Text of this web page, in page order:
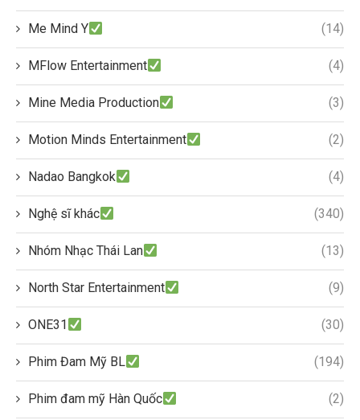
Me Mind Y (14)
MFlow Entertainment (4)
Mine Media Production (3)
Motion Minds Entertainment (2)
Nadao Bangkok (4)
Nghệ sĩ khác (340)
Nhóm Nhạc Thái Lan (13)
North Star Entertainment (9)
ONE31 (30)
Phim Đam Mỹ BL (194)
Phim đam mỹ Hàn Quốc (2)